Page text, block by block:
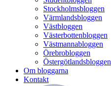
Stockholmsbloggen
Värmlandsbloggen
Västbloggen
Västerbottenbloggen
Västmannabloggen
Örebrobloggen
Östergötlandsbloggen
Om bloggarna
Kontakt